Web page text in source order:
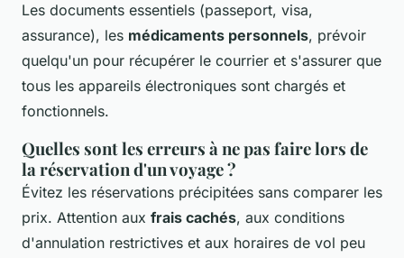
Les documents essentiels (passeport, visa,
assurance), les médicaments personnels, prévoir
quelqu'un pour récupérer le courrier et s'assurer que
tous les appareils électroniques sont chargés et
fonctionnels.
Quelles sont les erreurs à ne pas faire lors de
la réservation d'un voyage ?
Évitez les réservations précipitées sans comparer les
prix. Attention aux frais cachés, aux conditions
d'annulation restrictives et aux horaires de vol peu